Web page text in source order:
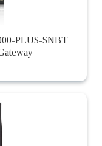
PLUS-SNBT